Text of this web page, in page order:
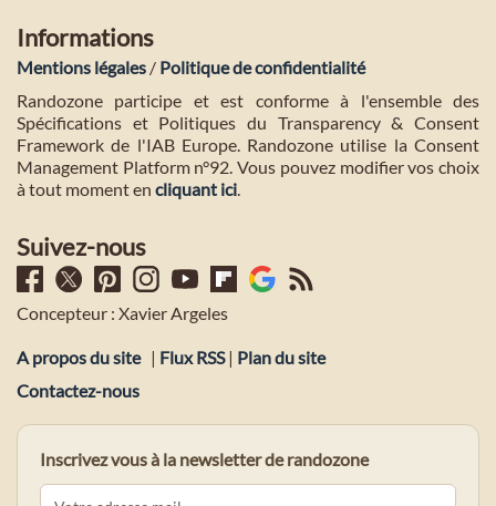
Informations
Mentions légales / Politique de confidentialité
Randozone participe et est conforme à l'ensemble des
Spécifications et Politiques du Transparency & Consent
Framework de l'IAB Europe. Randozone utilise la Consent
Management Platform n°92. Vous pouvez modifier vos choix
à tout moment en cliquant ici.
Suivez-nous
Concepteur : Xavier Argeles
A propos du site | Flux RSS| Plan du site
Contactez-nous
Inscrivez vous à la newsletter de randozone